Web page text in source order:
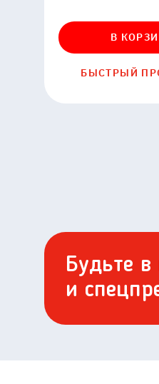
312009
В
БЫСТРЫЙ
Будьте в
и